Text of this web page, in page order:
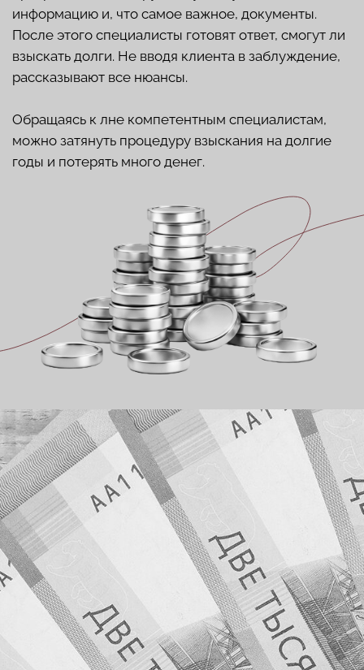
справиться с банкротством с минимальными
потерями или, напротив, вернуть у должника как
КТО БУДЕТ ОБЯЗАН
ВЫПЛАТИТЬ ДОЛГИ
КОМПАНИИ ПРИ ЕЕ
БАНКРОТСТВЕ?
В современном бизнесе субсидиарная
ответственность становится все более актуальной
темой. Многие предприниматели, руководители
компаний и контролирующих лиц должника не
всегда осознают, что могут нести ответственность
за обязательства своих организаций. Давайте
разберемся, кто и в каких случаях может быть
привлечен к субсидиарной ответственности.